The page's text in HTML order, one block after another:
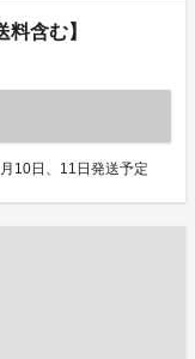
含む】
10日、11日発送予定